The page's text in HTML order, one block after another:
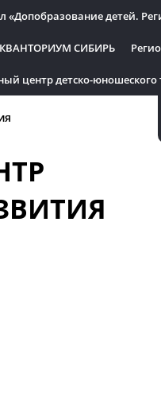
«Допобразование детей.
КВАНТОРИУМ СИБИРЬ
центр детско-юношеского